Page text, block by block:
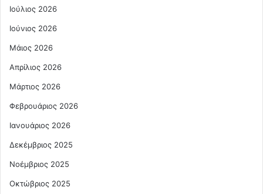
Ιούλιος 2026
Ιούνιος 2026
Μάιος 2026
Απρίλιος 2026
Μάρτιος 2026
Φεβρουάριος 2026
Ιανουάριος 2026
Δεκέμβριος 2025
Νοέμβριος 2025
Οκτώβριος 2025